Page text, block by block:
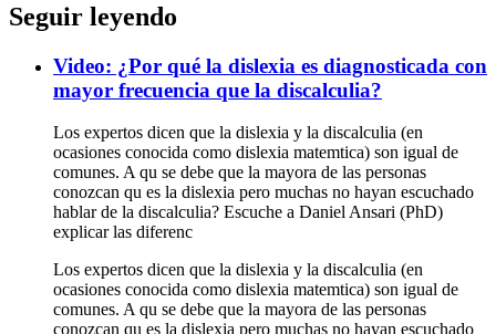
Seguir leyendo
Video: ¿Por qué la dislexia es diagnosticada con
mayor frecuencia que la discalculia?
Los expertos dicen que la dislexia y la discalculia (en
ocasiones conocida como dislexia matemtica) son igual de
comunes. A qu se debe que la mayora de las personas
conozcan qu es la dislexia pero muchas no hayan escuchado
hablar de la discalculia? Escuche a Daniel Ansari (PhD)
explicar las diferenc
Los expertos dicen que la dislexia y la discalculia (en
ocasiones conocida como dislexia matemtica) son igual de
comunes. A qu se debe que la mayora de las personas
conozcan qu es la dislexia pero muchas no hayan escuchado